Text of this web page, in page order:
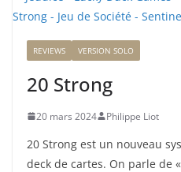
REVIEWS VERSION SOLO
20 Strong
20 mars 2024 Philippe Liot
20 Strong est un nouveau
deck de cartes. On parle de